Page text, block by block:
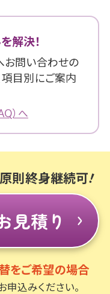
解決！
お問い合わせの
項目別にご案内
）へ
則終身継続可
見積り
をご希望の場合
込みください。